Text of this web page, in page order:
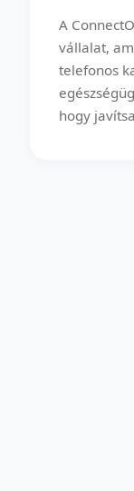
A
vállalat,
telefonos
hogy